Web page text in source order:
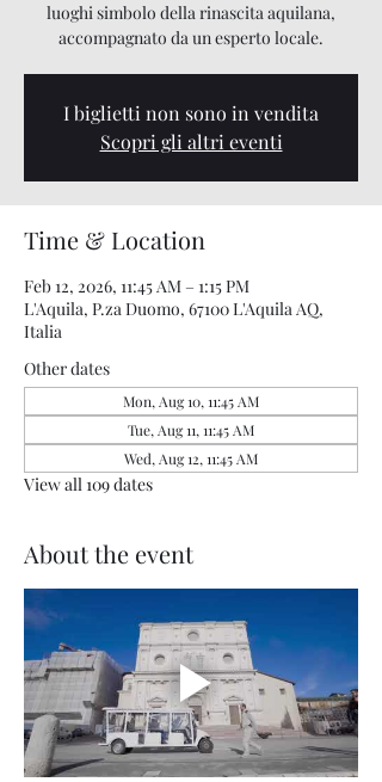
luoghi simbolo della rinascita aquilana,
accompagnato da un esperto locale.
I biglietti non sono in vendita
Scopri gli altri eventi
Time & Location
Feb 12, 2026, 11:45 AM – 1:15 PM
L'Aquila, P.za Duomo, 67100 L'Aquila AQ,
Italia
Other dates
Mon, Aug 10, 11:45 AM
Tue, Aug 11, 11:45 AM
Wed, Aug 12, 11:45 AM
View all 109 dates
About the event